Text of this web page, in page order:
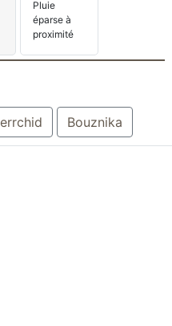
Pluie
éparse à
proximité
Bouznika